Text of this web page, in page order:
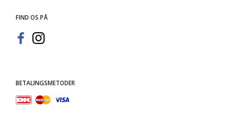
FIND OS PÅ
BETALINGSMETODER